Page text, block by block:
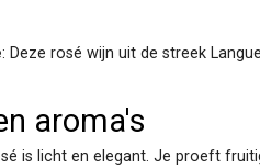
: Deze rosé wijn uit de streek
aroma's
is licht en elegant. Je proeft